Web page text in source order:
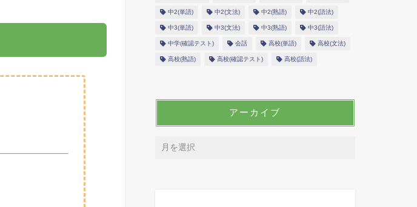
中2(単語) 中2(文法) 中2(熟語) 中2(語法)
中3(単語) 中3(文法) 中3(熟語) 中3(語法)
中学(確認テスト) 会話 高校(単語) 高校(文法)
高校(熟語) 高校(確認テスト) 高校(語法)
アーカイブ